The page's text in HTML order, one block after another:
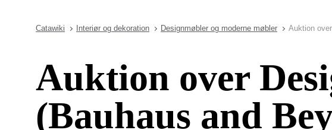
Catawiki Interiør og dekoration Designmøbler og moderne møbler Auktion
Auktion over
(Bauhaus and